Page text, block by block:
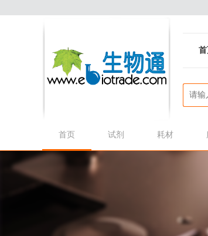
首页 试剂 耗材